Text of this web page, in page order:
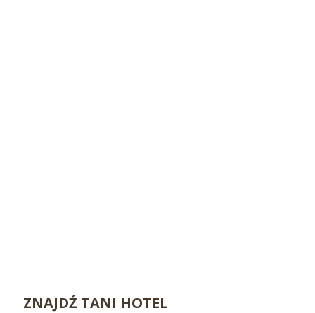
ZNAJDŹ TANI HOTEL